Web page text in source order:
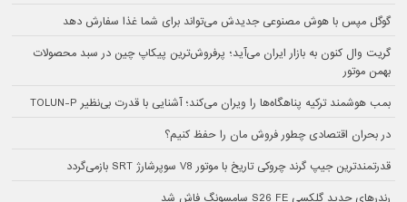
گوگل مپس با هوش مصنوعی جدیدش می‌تواند برای شما غذا سفارش دهد
گریت وال کنون به بازار ایران می‌آید؛ پرفروش‌ترین پیکاپ چین در سبد محصولات
بهمن موتور
بمب هوشمند ترکیه پناهگاه‌ها را ویران می‌کند؛ آشنایی با قدرت بی‌نظیر TOLUN-P
در بحران اقتصادی چطور فروش مان را حفظ کنیم؟
قدرتمندترین جیپ گرند چروکی تاریخ با موتور V8 سوپرشارژ SRT بازمی‌گردد
رندرهای جدید گلکسی S26 FE سامسونگ فاش شد